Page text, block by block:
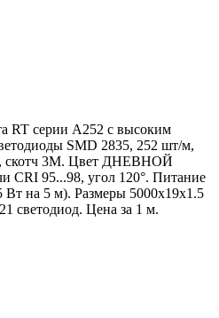
RT серии A252 с высоким
SMD 2835, 252 шт/м,
скотч 3М. Цвет ДНЕВНОЙ
CRI 95...98, угол 120°. Питание
на 5 м). Размеры 5000х19х1.5
светодиод. Цена за 1 м.